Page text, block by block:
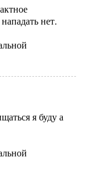
нет.
я буду а